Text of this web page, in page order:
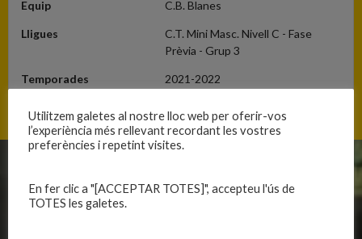
Equip C.B. Blanes
Lligues
C.T. Mini Masc. Nivell C - Fase
Prèvia - Grup 3
Temporades 2021-2022
Història
Utilitzem galetes al nostre lloc web per oferir-vos
l’experiència més rellevant recordant les vostres
preferències i repetint visites.
En fer clic a "[ACCEPTAR TOTES]", accepteu l'ús de
TOTES les galetes.